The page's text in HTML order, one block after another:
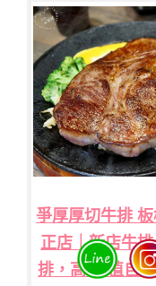
爭厚厚切牛排
正店｜新店牛
排，高CP值自